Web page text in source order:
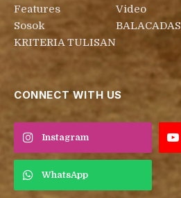
Features
Sosok
KRITERIA TULISAN
Video
BALACADAS
CONNECT WITH US
Instagram
WhatsApp